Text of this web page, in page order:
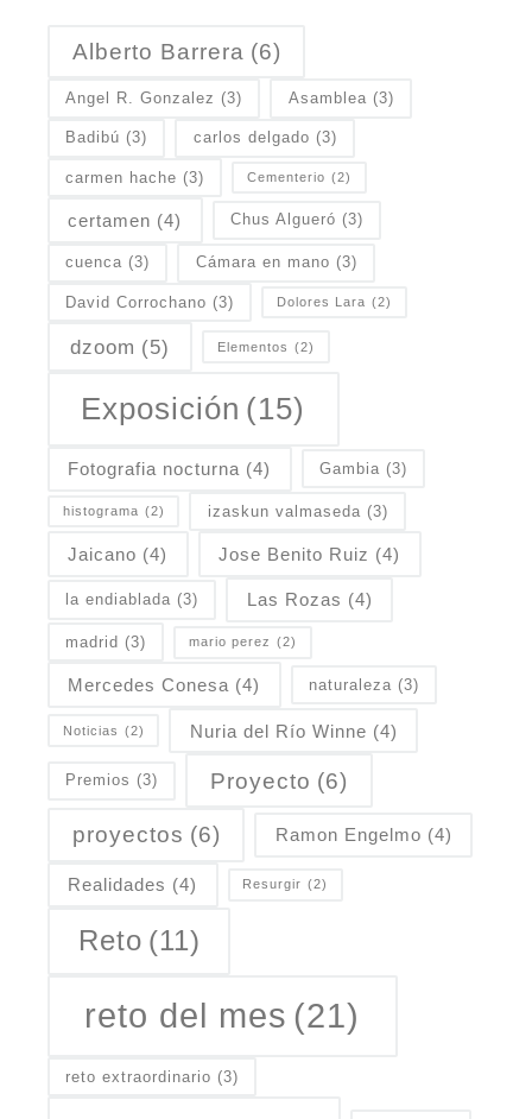
Alberto Barrera (6)
Angel R. Gonzalez (3) Asamblea (3)
Badibú (3) carlos delgado (3)
carmen hache (3) Cementerio (2)
certamen (4) Chus Algueró (3)
cuenca (3) Cámara en mano (3)
David Corrochano (3) Dolores Lara (2)
dzoom (5) Elementos (2)
Exposición (15)
Fotografia nocturna (4) Gambia (3)
histograma (2) izaskun valmaseda (3)
Jaicano (4) Jose Benito Ruiz (4)
la endiablada (3) Las Rozas (4)
madrid (3) mario perez (2)
Mercedes Conesa (4) naturaleza (3)
Noticias (2) Nuria del Río Winne (4)
Premios (3) Proyecto (6)
proyectos (6) Ramon Engelmo (4)
Realidades (4) Resurgir (2)
Reto (11)
reto del mes (21)
reto extraordinario (3)